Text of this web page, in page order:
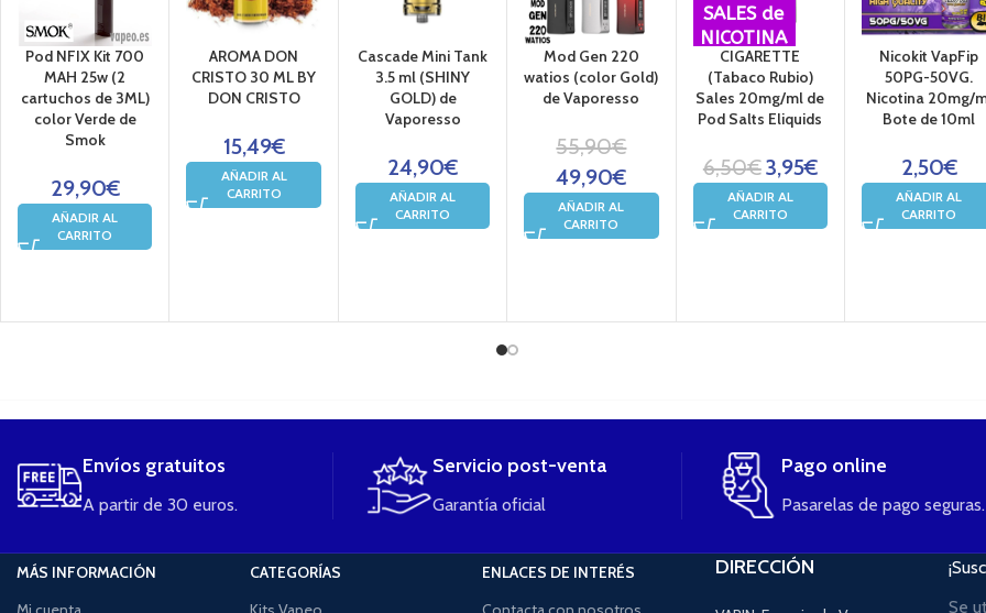
Pod NFIX Kit 700
MAH 25w (2
cartuchos de 3ML)
color Verde de
Smok
29,90€
AÑADIR AL
CARRITO
AROMA DON
CRISTO 30 ML BY
DON CRISTO
15,49€
AÑADIR AL
CARRITO
Cascade Mini Tank
3.5 ml (SHINY
GOLD) de
Vaporesso
24,90€
AÑADIR AL
CARRITO
Mod Gen 220
watios (color Gold)
de Vaporesso
55,90€
49,90€
AÑADIR AL
CARRITO
SALES de
NICOTINA
CIGARETTE
(Tabaco Rubio)
Sales 20mg/ml de
Pod Salts Eliquids
6,50€3,95€
AÑADIR AL
CARRITO
Nicokit VapFip
50PG-50VG.
Nicotina 20mg/
Bote de 10ml
2,50€
AÑADIR AL
CARRITO
Envíos gratuitos
A partir de 30 euros.
Servicio post-venta
Garantía oficial
Pago online
Pasarelas de pago seguras.
MÁS INFORMACIÓN
CATEGORÍAS
ENLACES DE INTERÉS
DIRECCIÓN
Se